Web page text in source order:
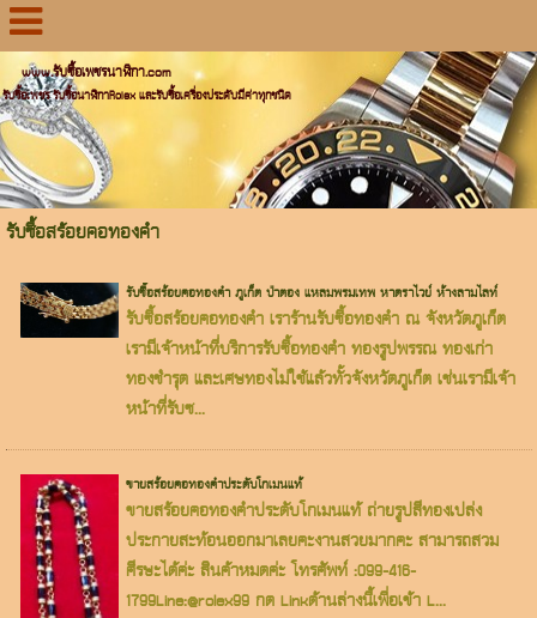
www.รับซื้อเพชรนาฬิกา.com
รับซื้อเพชร รับซื้อนาฬิกาRolex และรับซื้อเครื่องประดับมีค่าทุกชนิด
รับซื้อสร้อยคอทองคำ
รับซื้อสร้อยคอทองคำ ภูเก็ต ป่าตอง แหลมพรมเทพ หาดราไวย์ ห้างลามไลท์
รับซื้อสร้อยคอทองคำ เราร้านรับซื้อทองคำ ณ จังหวัดภูเก็ต
เรามีเจ้าหน้าที่บริการรับซื้อทองคำ ทองรูปพรรณ ทองเก่า
ทองชำรุด และเศษทองไม่ใช้แล้วทั้วจังหวัดภูเก็ต เช่นเรามีเจ้า
หน้าที่รับซ...
ขายสร้อยคอทองคำประดับโกเมนแท้
ขายสร้อยคอทองคำประดับโกเมนแท้ ถ่ายรูปสีทองเปล่ง
ประกายสะท้อนออกมาเลยคะงานสวยมากคะ สามารถสวม
ศีรษะได้ค่ะ สินค้าหมดค่ะ โทรศัพท์ :099-416-
1799Line:@rolex99 กด Linkด้านล่างนี้เพื่อเข้า L...